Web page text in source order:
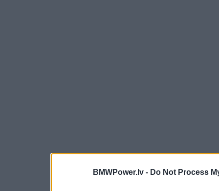
BMWPower.lv - Do Not Process